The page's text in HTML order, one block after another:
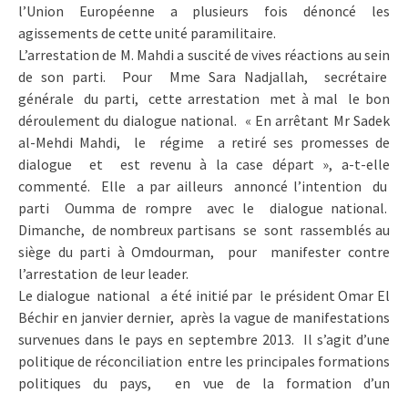
l’Union Européenne a plusieurs fois dénoncé les
agissements de cette unité paramilitaire.
L’arrestation de M. Mahdi a suscité de vives réactions au sein
de son parti. Pour Mme Sara Nadjallah, secrétaire
générale du parti, cette arrestation met à mal le bon
déroulement du dialogue national. « En arrêtant Mr Sadek
al-Mehdi Mahdi, le régime a retiré ses promesses de
dialogue et est revenu à la case départ », a-t-elle
commenté. Elle a par ailleurs annoncé l’intention du
parti Oumma de rompre avec le dialogue national.
Dimanche, de nombreux partisans se sont rassemblés au
siège du parti à Omdourman, pour manifester contre
l’arrestation de leur leader.
Le dialogue national a été initié par le président Omar El
Béchir en janvier dernier, après la vague de manifestations
survenues dans le pays en septembre 2013. Il s’agit d’une
politique de réconciliation entre les principales formations
politiques du pays, en vue de la formation d’un